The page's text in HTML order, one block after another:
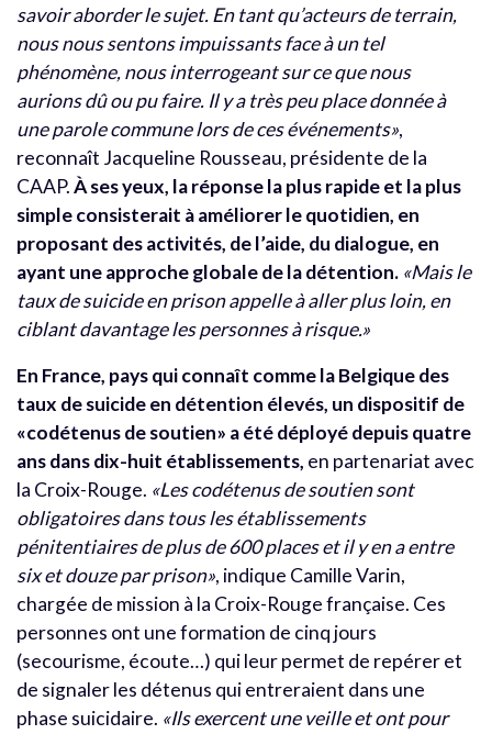
savoir aborder le sujet. En tant qu’acteurs de terrain,
nous nous sentons impuissants face à un tel
phénomène, nous interrogeant sur ce que nous
aurions dû ou pu faire. Il y a très peu place donnée à
une parole commune lors de ces événements»,
reconnaît Jacqueline Rousseau, présidente de la
CAAP.À ses yeux, la réponse la plus rapide et la plus
simple consisterait à améliorer le quotidien, en
proposant des activités, de l’aide, du dialogue, en
ayant une approche globale de la détention. «Mais le
taux de suicide en prison appelle à aller plus loin, en
ciblant davantage les personnes à risque.»
En France, pays qui connaît comme la Belgique des
taux de suicide en détention élevés, un dispositif de
«codétenus de soutien» a été déployé depuis quatre
ans dans dix-huit établissements, en partenariat avec
la Croix-Rouge. «Les codétenus de soutien sont
obligatoires dans tous les établissements
pénitentiaires de plus de 600 places et il y en a entre
six et douze par prison», indique Camille Varin,
chargée de mission à la Croix-Rouge française. Ces
personnes ont une formation de cinq jours
(secourisme, écoute…) qui leur permet de repérer et
de signaler les détenus qui entreraient dans une
phase suicidaire. «Ils exercent une veille et ont pour